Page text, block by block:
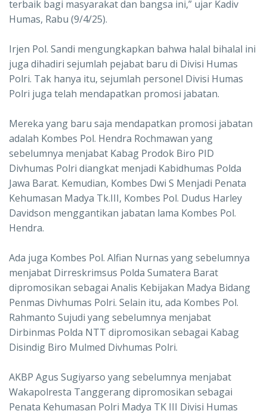
terbaik bagi masyarakat dan bangsa ini,” ujar Kadiv
Humas, Rabu (9/4/25).
Irjen Pol. Sandi mengungkapkan bahwa halal bihalal ini
juga dihadiri sejumlah pejabat baru di Divisi Humas
Polri. Tak hanya itu, sejumlah personel Divisi Humas
Polri juga telah mendapatkan promosi jabatan.
Mereka yang baru saja mendapatkan promosi jabatan
adalah Kombes Pol. Hendra Rochmawan yang
sebelumnya menjabat Kabag Prodok Biro PID
Divhumas Polri diangkat menjadi Kabidhumas Polda
Jawa Barat. Kemudian, Kombes Dwi S Menjadi Penata
Kehumasan Madya Tk.III, Kombes Pol. Dudus Harley
Davidson menggantikan jabatan lama Kombes Pol.
Hendra.
Ada juga Kombes Pol. Alfian Nurnas yang sebelumnya
menjabat Dirreskrimsus Polda Sumatera Barat
dipromosikan sebagai Analis Kebijakan Madya Bidang
Penmas Divhumas Polri. Selain itu, ada Kombes Pol.
Rahmanto Sujudi yang sebelumnya menjabat
Dirbinmas Polda NTT dipromosikan sebagai Kabag
Disindig Biro Mulmed Divhumas Polri.
AKBP Agus Sugiyarso yang sebelumnya menjabat
Wakapolresta Tanggerang dipromosikan sebagai
Penata Kehumasan Polri Madya TK III Divisi Humas